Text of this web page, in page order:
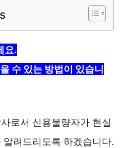
요.
수 있는 방법이 있습니
로서 신용불량자가 현실
려드리도록 하겠습니다.